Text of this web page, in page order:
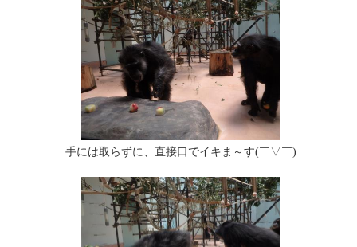
手には取らずに、直接口でイキま～す(￣▽￣)